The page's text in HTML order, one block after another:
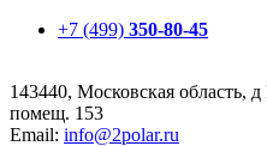
+7 (499) 350-80-45
143440, Московская область,
помещ. 153
Email: info@2polar.ru